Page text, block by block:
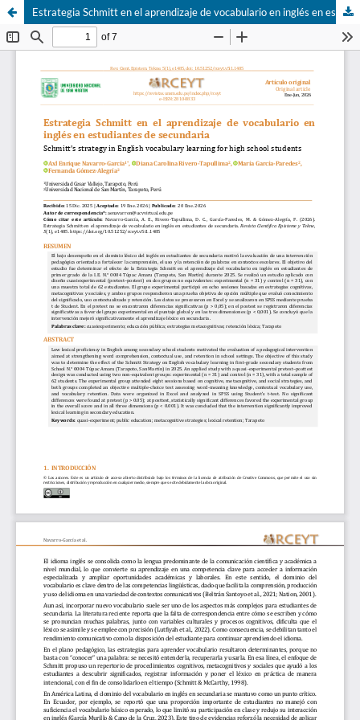
Estrategia Schmitt en el aprendizaje de vocabulario en inglés en estudiantes de secundaria